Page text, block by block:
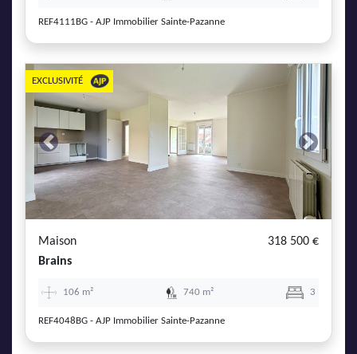
REF4111BG - AJP Immobilier Sainte-Pazanne
Previous Next
EXCLUSIVITÉ
Maison
318 500 €
Brains
106 m² 740 m² 3
REF4048BG - AJP Immobilier Sainte-Pazanne